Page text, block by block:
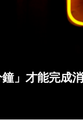
」才能完成